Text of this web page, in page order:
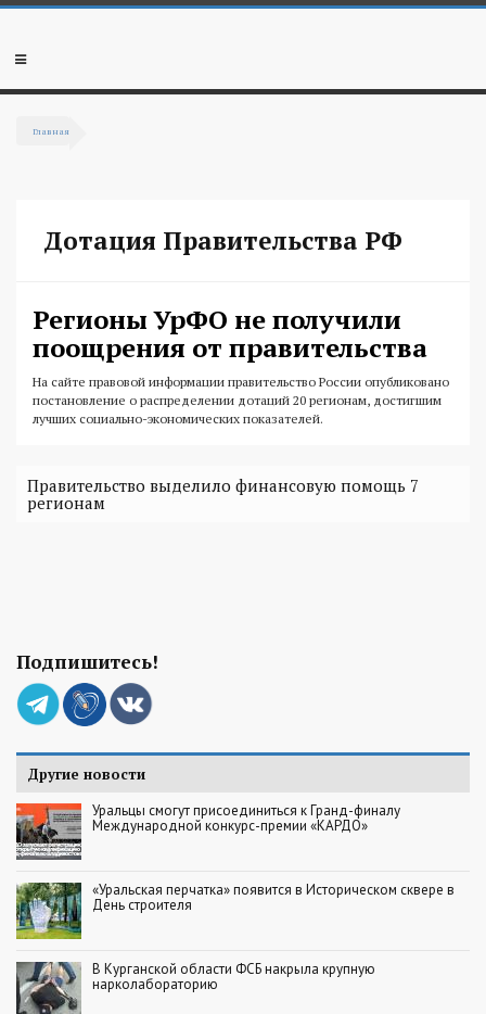
Перейти к основному содержанию
Мобильное
Главная
Дотация Правительства РФ
Регионы УрФО не получили
поощрения от правительства
На сайте правовой информации правительство России опубликовано
постановление о распределении дотаций 20 регионам, достигшим
лучших социально-экономических показателей.
Правительство выделило финансовую помощь 7
регионам
Подпишитесь!
Другие новости
Уральцы смогут присоединиться к Гранд-финалу
Международной конкурс-премии «КАРДО»
«Уральская перчатка» появится в Историческом сквере в
День строителя
В Курганской области ФСБ накрыла крупную
нарколабораторию